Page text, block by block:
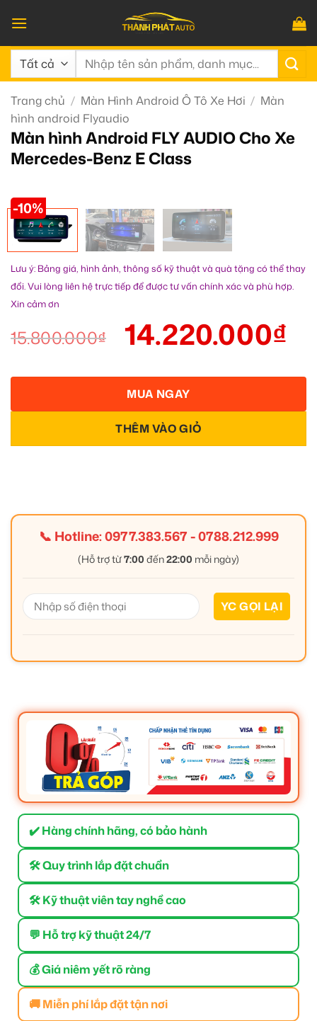
qua
nội
dung
Tìm
Trang chủ / Màn Hình Android Ô Tô Xe Hơi / Màn
hình android Flyaudio
Màn hình Android FLY AUDIO Cho Xe
Mercedes-Benz E Class
-10%
Lưu ý: Bảng giá, hình ảnh, thông số kỹ thuật và quà tặng có thể thay
đổi. Vui lòng liên hệ trực tiếp để được tư vấn chính xác và phù hợp.
Xin cảm ơn
15.800.000₫ 14.220.000₫
THÊM VÀO GIỎ
MUA NGAY
📞 Hotline:0977.383.567-0788.212.999
(Hỗ trợ từ7:00 đến22:00 mỗi ngày)
✔️ Hàng chính hãng, có bảo hành
🛠 Quy trình lắp đặt chuẩn
🛠 Kỹ thuật viên tay nghề cao
💬 Hỗ trợ kỹ thuật 24/7
💰 Giá niêm yết rõ ràng
🚚 Miễn phí lắp đặt tận nơi